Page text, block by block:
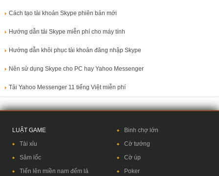
Cách tạo tài khoản Skype phiên bản mới
Hướng dẫn tải Skype miễn phí cho máy tính
Hướng dẫn khôi phục tài khoản đăng nhập Skype
Nên sử dụng Skype cho PC hay Yahoo Messenger
Tải Yahoo Messenger 11 tiếng Việt miễn phí
LUẬT GAME
Tài xỉu
Sâm lốc
Tiến lên miền nam đếm lá
Binh chợ lớn
Cờ tướng
Cờ úp
Poker